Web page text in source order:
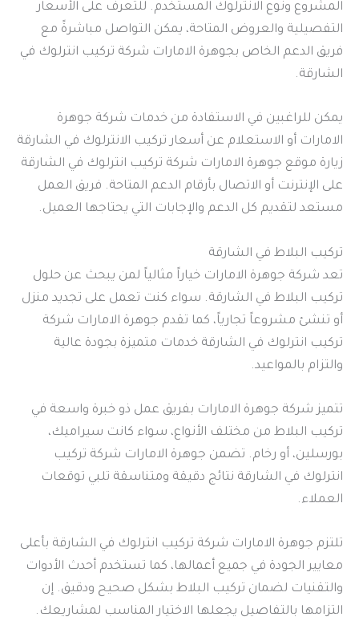
المشروع ونوع الانترلوك المستخدم. للتعرف على الأسعار
التفصيلية والعروض المتاحة، يمكن التواصل مباشرةً مع
فريق الدعم الخاص بجوهرة الامارات شركة تركيب انترلوك في
الشارقة.
يمكن للراغبين في الاستفادة من خدمات شركة جوهرة
الامارات أو الاستعلام عن أسعار تركيب الانترلوك في الشارقة
زيارة موقع جوهرة الامارات شركة تركيب انترلوك في الشارقة
على الإنترنت أو الاتصال بأرقام الدعم المتاحة. فريق العمل
مستعد لتقديم كل الدعم والإجابات التي يحتاجها العميل.
تركيب البلاط في الشارقة
تعد شركة جوهرة الامارات خياراً مثالياً لمن يبحث عن حلول
تركيب البلاط في الشارقة. سواء كنت تعمل على تجديد منزل
أو تنشئ مشروعاً تجارياً، كما تقدم جوهرة الامارات شركة
تركيب انترلوك في الشارقة خدمات متميزة بجودة عالية
والتزام بالمواعيد.
تتميز شركة جوهرة الامارات بفريق عمل ذو خبرة واسعة في
تركيب البلاط من مختلف الأنواع، سواء كانت سيراميك،
بورسلين، أو رخام. تضمن جوهرة الامارات شركة تركيب
انترلوك في الشارقة نتائج دقيقة ومتناسقة تلبي توقعات
العملاء.
تلتزم جوهرة الامارات شركة تركيب انترلوك في الشارقة بأعلى
معايير الجودة في جميع أعمالها، كما تستخدم أحدث الأدوات
والتقنيات لضمان تركيب البلاط بشكل صحيح ودقيق. إن
التزامها بالتفاصيل يجعلها الاختيار المناسب لمشاريعك.